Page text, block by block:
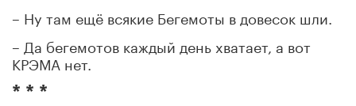
– Ну там ещё всякие Бегемоты в довесок шли.
– Да бегемотов каждый день хватает, а вот
КРЭМА нет.
* * *